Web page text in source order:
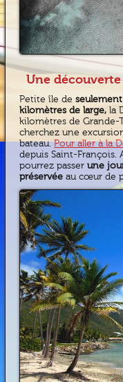
Une
Petite île de
kilomètres de large, la
kilomètres de Grande-
cherchez une
bateau.Pour aller à la
depuis Saint-François.
pourrez passerune
préservéeau cœur de